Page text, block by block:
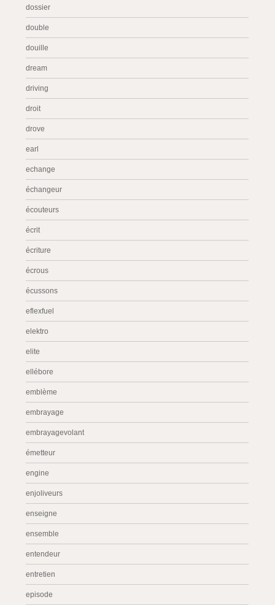
dossier
double
douille
dream
driving
droit
drove
earl
echange
échangeur
écouteurs
écrit
écriture
écrous
écussons
eflexfuel
elektro
elite
ellébore
emblème
embrayage
embrayagevolant
émetteur
engine
enjoliveurs
enseigne
ensemble
entendeur
entretien
episode